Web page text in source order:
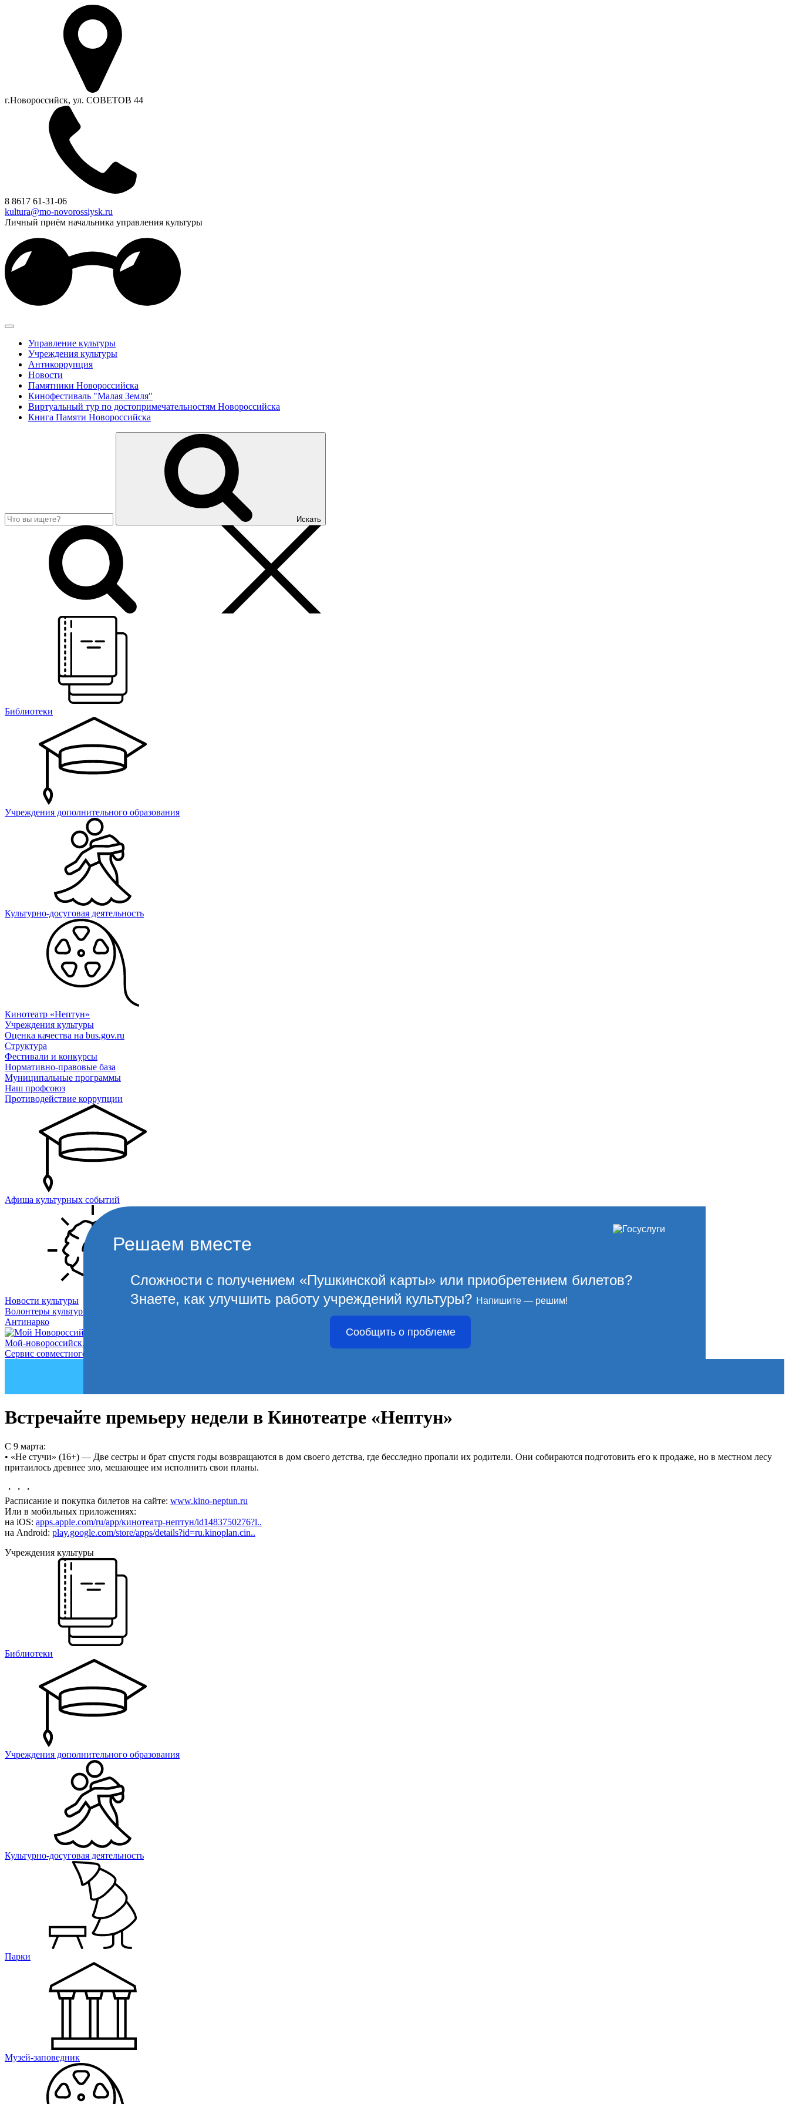
г.Новороссийск, ул. СОВЕТОВ 44
8 8617 61-31-06
kultura@mo-novorossiysk.ru
Личный приём начальника управления культуры
Управление культуры
Учреждения культуры
Антикоррупция
Новости
Памятники Новороссийска
Кинофестиваль "Малая Земля"
Виртуальный тур по достопримечательностям Новороссийска
Книга Памяти Новороссийска
Искать
Библиотеки
Учреждения дополнительного образования
Культурно-досуговая деятельность
Кинотеатр «Нептун»
Учреждения культуры
Оценка качества на bus.gov.ru
Структура
Фестивали и конкурсы
Нормативно-правовые база
Муниципальные программы
Наш профсоюз
Противодействие коррупции
Афиша культурных событий
Новости культуры
Волонтеры культуры
Антинарко
Мой-новороссийск.рф
Сервис совместного управления городом
Решаем вместе
Сложности с получением «Пушкинской карты» или приобретением билетов?
Знаете, как улучшить работу учреждений культуры? Напишите — решим!
Сообщить о проблеме
Встречайте премьеру недели в Кинотеатре «Нептун»
С 9 марта:
• «Не стучи» (16+) — Две сестры и брат спустя годы возвращаются в дом своего детства, где бесследно пропали их родители. Они собираются подготовить его к продаже, но в местном лесу
притаилось древнее зло, мешающее им исполнить свои планы.
・・・
Расписание и покупка билетов на сайте: www.kino-neptun.ru
Или в мобильных приложениях:
на iOS: apps.apple.com/ru/app/кинотеатр-нептун/id1483750276?l..
на Android: play.google.com/store/apps/details?id=ru.kinoplan.cin..
Учреждения культуры
Библиотеки
Учреждения дополнительного образования
Культурно-досуговая деятельность
Парки
Музей-заповедник